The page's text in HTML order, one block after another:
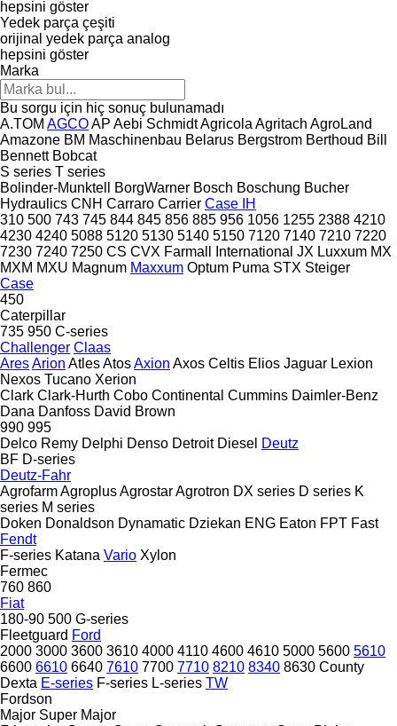
hepsini göster
Yedek parça çeşiti
orijinal yedek parça analog
hepsini göster
Marka
Bu sorgu için hiç sonuç bulunamadı
A.TOM AGCOAP Aebi SchmidtAgricola Agritach AgroLand
Amazone BM Maschinenbau Belarus Bergstrom Berthoud Bill
Bennett Bobcat
S series T series
Bolinder-Munktell
BorgWarner Bosch Boschung Bucher
Hydraulics CNH Carraro Carrier Case IH
310 500 743 745 844 845 856 885 956 1056 1255 2388 4210
4230 4240 5088 5120 5130 5140 5150 7120 7140 7210 7220
7230 7240 7250 CS CVX Farmall International JX Luxxum MX
MXM MXU Magnum Maxxum Optum Puma STX Steiger
Case
450
Caterpillar
735 950 C-series
Challenger Claas
AresArion AtlesAtosAxion Axos Celtis Elios Jaguar Lexion
Nexos Tucano Xerion
Clark Clark-Hurth Cobo Continental Cummins Daimler-Benz
Dana Danfoss David Brown
990 995
Delco Remy Delphi Denso Detroit Diesel Deutz
BF D-series
Deutz-Fahr
AgrofarmAgroplusAgrostarAgrotron DX series D series K
series M series
Doken Donaldson Dynamatic Dziekan ENG Eaton FPT Fast
Fendt
F-series Katana Vario Xylon
Fermec
760 860
Fiat
180-90 500 G-series
Fleetguard Ford
2000 3000 3600 3610 4000 4110 4600 4610 5000 5600 5610
6600 6610 6640 7610 7700 7710 8210 8340 8630 County
Dexta E-series F-series L-series TW
Fordson
Major Super Major